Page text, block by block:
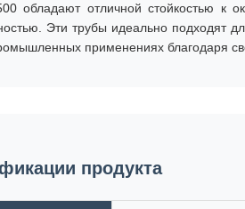
обладают отличной стойкостью к
Эти трубы идеально подходят
применениях благодаря
продукта